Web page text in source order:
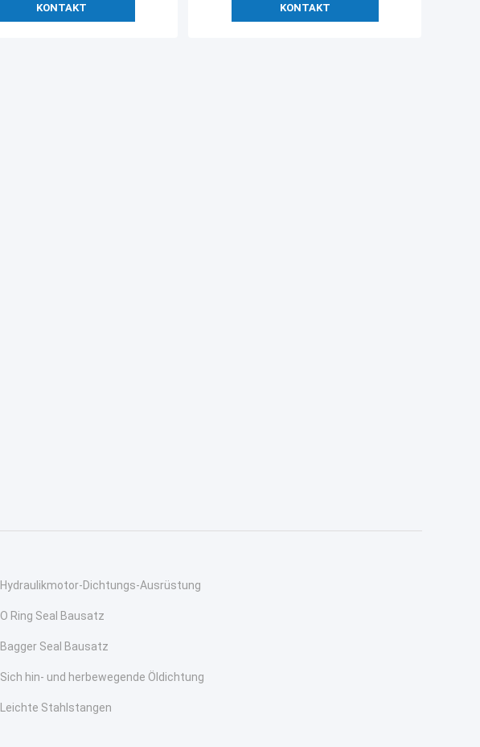
KONTAKT KONTAKT
Hydraulikmotor-Dichtungs-Ausrüstung
O Ring Seal Bausatz
Bagger Seal Bausatz
Sich hin- und herbewegende Öldichtung
Leichte Stahlstangen